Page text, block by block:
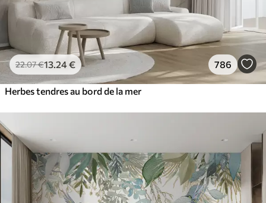
22.07€13 .24€ 786
Herbes tendres au bord de la mer